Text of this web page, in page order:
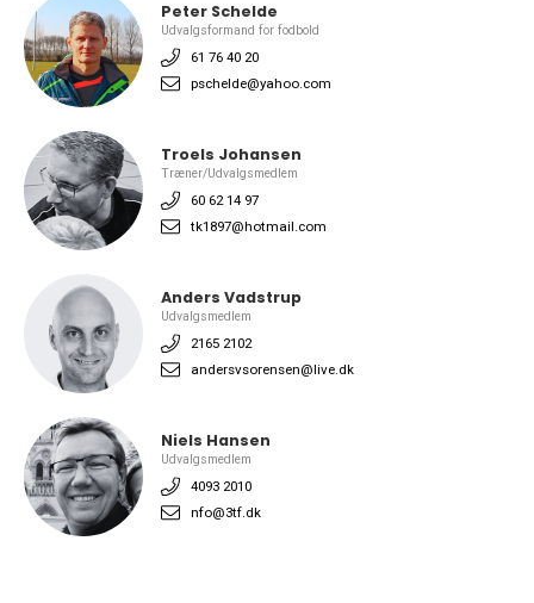
Peter Schelde
Udvalgsformand for fodbold
61 76 40 20
pschelde@yahoo.com
Troels Johansen
Træner/Udvalgsmedlem
60 62 14 97
tk1897@hotmail.com
Anders Vadstrup
Udvalgsmedlem
2165 2102
andersvsorensen@live.dk
Niels Hansen
Udvalgsmedlem
4093 2010
nfo@3tf.dk